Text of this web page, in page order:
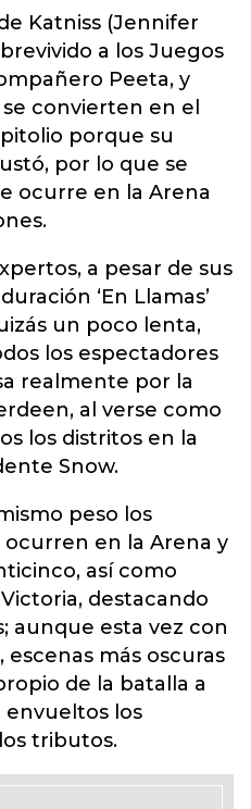
Katniss (Jennifer
a los Juegos
Peeta, y
convierten en el
porque su
por lo que se
ocurre en la Arena
a pesar de sus
‘En Llamas’
un poco lenta,
los espectadores
realmente por la
al verse como
los distritos en la
Snow.
peso los
en la Arena y
así como
destacando
aunque esta vez con
más oscuras
de la batalla a
los
tributos.